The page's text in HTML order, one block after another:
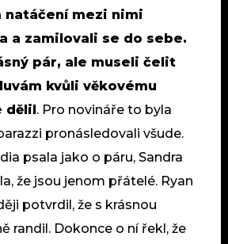
natáčení mezi nimi
a zamilovali se do sebe.
pár, ale museli čelit
kvůli věkovému
. Pro novináře to byla
pronásledovali všude.
psala jako o páru, Sandra
že jsou jenom přátelé. Ryan
potvrdil, že s krásnou
randil. Dokonce o ní řekl, že